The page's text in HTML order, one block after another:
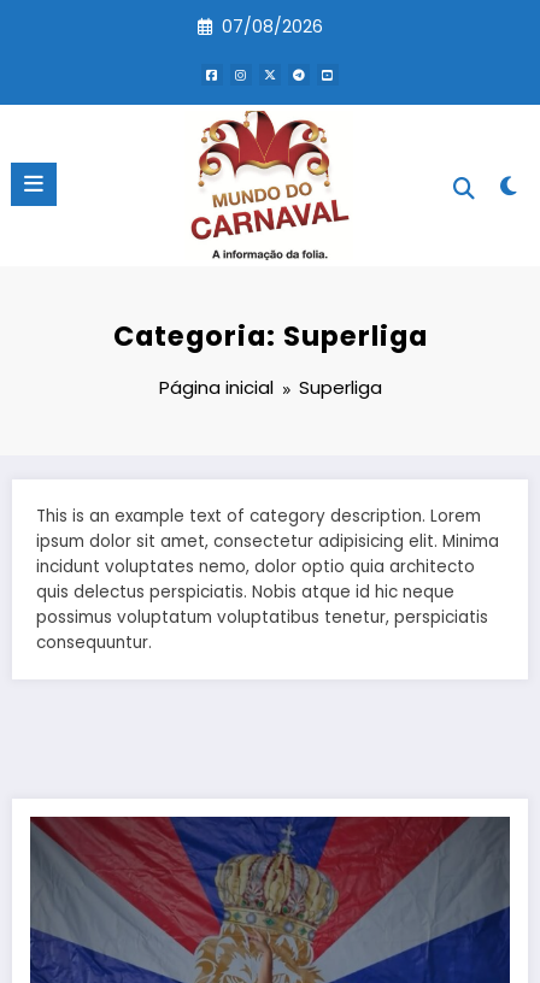
07/08/2026
Categoria: Superliga
Página inicial Superliga
This is an example text of category description. Lorem
ipsum dolor sit amet, consectetur adipisicing elit. Minima
incidunt voluptates nemo, dolor optio quia architecto
quis delectus perspiciatis. Nobis atque id hic neque
possimus voluptatum voluptatibus tenetur, perspiciatis
consequuntur.